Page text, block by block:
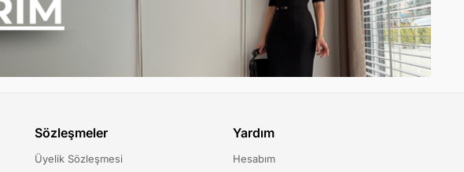
Sözleşmeler
Üyelik Sözleşmesi
Yardım
Hesabım